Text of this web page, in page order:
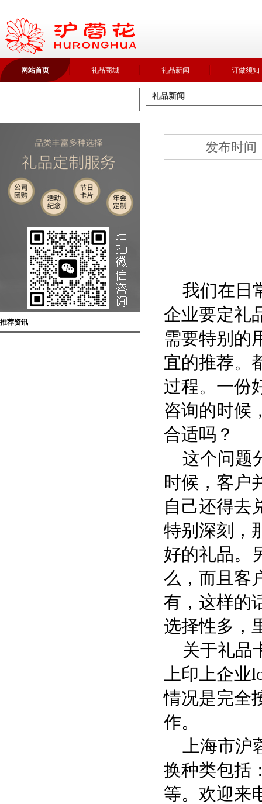
网站首页 礼品商城 礼品新闻 订做须知
推荐资讯
礼品新闻
发布时间
我们在日
企业要定礼
需要特别的
宜的推荐。
过程。一份
咨询的时候
合适吗？
这个问题
时候，客户
自己还得去
特别深刻，
好的礼品。
么，而且客
有，这样的
选择性多，
关于礼品
上印上企
情况是完全
作。
上海市沪
换种类包括
等。欢迎来